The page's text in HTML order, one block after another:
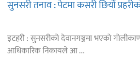
सुनसरी तनाव : पेटमा कसरी छिर्यो
इटहरी : सुनसरीको देवानगञ्जमा भएको
आधिकारिक निकायले आ ...